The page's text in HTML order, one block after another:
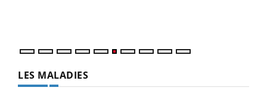
LES MALADIES